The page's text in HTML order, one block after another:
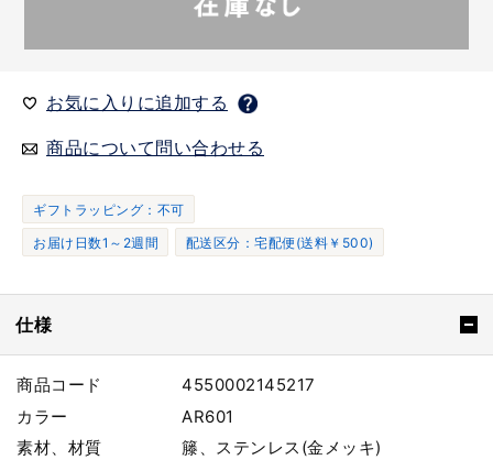
お気に入りに追加する
商品について問い合わせる
ギフトラッピング：不可
お届け日数1～2週間
配送区分：宅配便(送料￥500)
仕様
商品コード
4550002145217
カラー
AR601
素材、材質
籐、ステンレス(金メッキ)